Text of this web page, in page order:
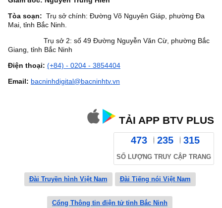
Tòa soạn: Trụ sở chính: Đường Võ Nguyên Giáp, phường Đa
Mai, tỉnh Bắc Ninh.
Trụ sở 2: số 49 Đường Nguyễn Văn Cừ, phường Bắc
Giang, tỉnh Bắc Ninh
Điện thoại: (+84) - 0204 - 3854404
Email: bacninhdigital@bacninhtv.vn
TẢI APP BTV PLUS
473 235 315
SỐ LƯỢNG TRUY CẬP TRANG
Đài Truyền hình Việt Nam Đài Tiếng nói Việt Nam
Cổng Thông tin điện tử tỉnh Bắc Ninh